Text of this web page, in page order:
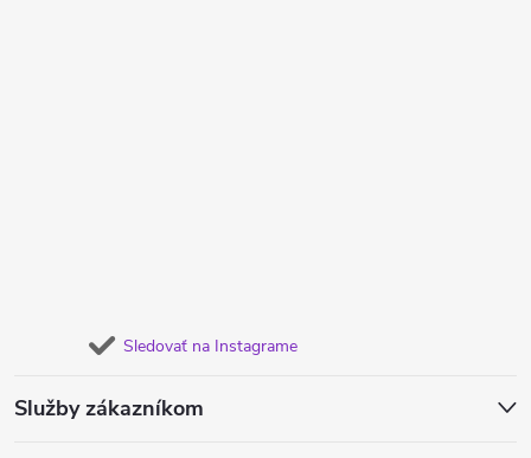
Sledovať na Instagrame
Služby zákazníkom